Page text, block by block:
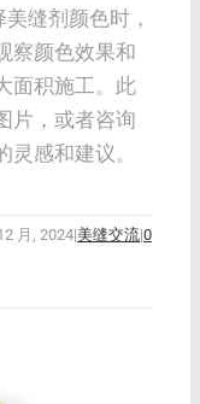
缝剂颜色时，
察颜色效果和
面积施工。此
片，或者咨询
感和建议。
月, 2024|美缝交流|0